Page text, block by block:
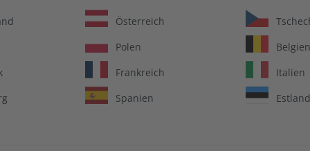
Österreich
Polen
Belgien
Frankreich
Italien
Spanien
Estland
SAG
Entdecke eine
Zum Backen,